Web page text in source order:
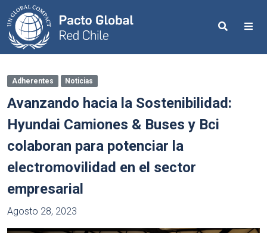
Search
Adherentes Noticias
Avanzando hacia la Sostenibilidad:
Hyundai Camiones & Buses y Bci
colaboran para potenciar la
electromovilidad en el sector
empresarial
Agosto 28, 2023